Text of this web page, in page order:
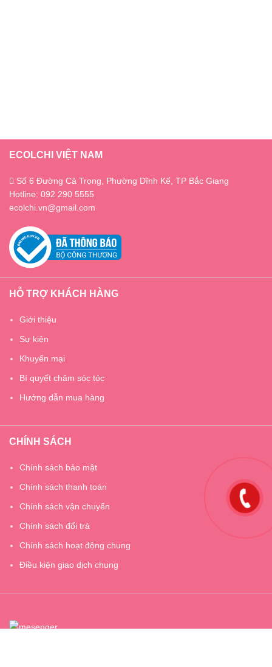
ECOLCHI VIỆT NAM
Số 6 Đường Cả Trọng, Phường Dĩnh Kế, TP Bắc Giang
Hotline: 092 290 5555
ecolchi.vn@gmail.com
HỖ TRỢ KHÁCH HÀNG
Giới thiệu
Sự kiện
Khuyến mại
Bí quyết chăm sóc tóc
Hướng dẫn mua hàng
CHÍNH SÁCH
Chính sách bảo mật
Chính sách thanh toán
Chính sách vận chuyển
Chính sách đổi trả
Chính sách hoạt động chung
Điều kiện giao dịch chung